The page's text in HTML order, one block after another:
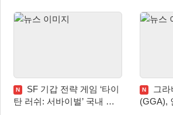
N
SF 기갑 전략 게임 ‘타이
탄 러쉬: 서바이벌’ 국내 정
N
그
(GGA),